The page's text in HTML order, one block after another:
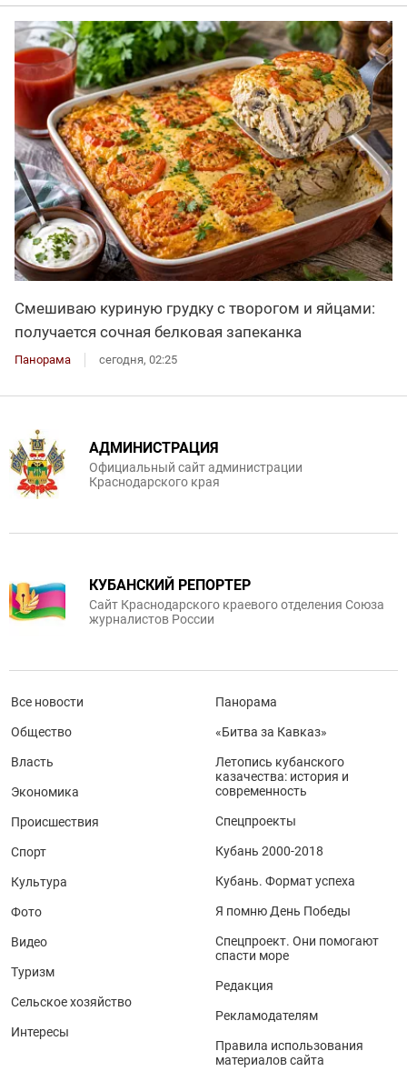
Смешиваю куриную грудку с творогом и яйцами:
получается сочная белковая запеканка
Панорама сегодня, 02:25
АДМИНИСТРАЦИЯ
Официальный сайт администрации
Краснодарского края
КУБАНСКИЙ РЕПОРТЕР
Сайт Краснодарского краевого отделения Союза
журналистов России
Все новости
Общество
Власть
Экономика
Происшествия
Спорт
Культура
Фото
Видео
Туризм
Сельское хозяйство
Интересы
Панорама
«Битва за Кавказ»
Летопись кубанского
казачества: история и
современность
Спецпроекты
Кубань 2000-2018
Кубань. Формат успеха
Я помню День Победы
Спецпроект. Они помогают
спасти море
Редакция
Рекламодателям
Правила использования
материалов сайта